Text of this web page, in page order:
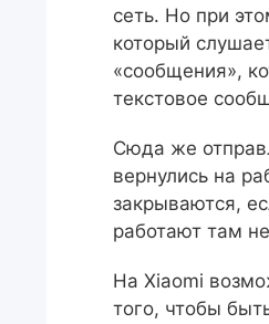
сеть. Но при
который
«сообщения»,
текстовое
Сюда же
вернулись на
закрываются,
работают там
На Xiaomi
того, чтобы